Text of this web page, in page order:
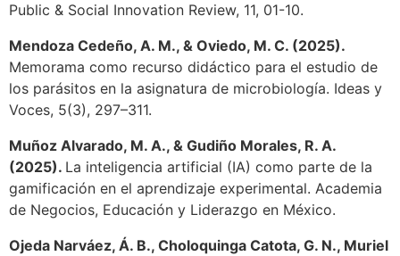
Public & Social Innovation Review, 11, 01-10.
Mendoza Cedeño, A. M., & Oviedo, M. C. (2025).
Memorama como recurso didáctico para el estudio de
los parásitos en la asignatura de microbiología. Ideas y
Voces, 5(3), 297–311.
Muñoz Alvarado, M. A., & Gudiño Morales, R. A.
(2025). La inteligencia artificial (IA) como parte de la
gamificación en el aprendizaje experimental. Academia
de Negocios, Educación y Liderazgo en México.
Ojeda Narváez, Á. B., Choloquinga Catota, G. N., Muriel